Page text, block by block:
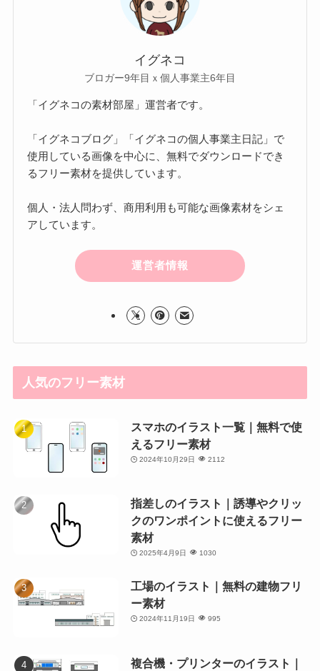
イグネコ
ブロガー9年目ｘ個人事業主6年目
「イグネコの素材部屋」運営者です。
「イグネコブログ」「イグネコの個人事業主日記」で
使用している画像を中心に、無料でダウンロードでき
るフリー素材を提供しています。
個人・法人問わず、商用利用も可能な画像素材をシェ
アしています。
運営者情報
人気のフリー素材
スマホのイラスト一覧｜無料で使
えるフリー素材
2024年10月29日 2112
指差しのイラスト｜誘導やクリッ
クのワンポイントに使えるフリー
素材
2025年4月9日 1030
工場のイラスト｜無料の建物フリ
ー素材
2024年11月19日 995
複合機・プリンターのイラスト｜